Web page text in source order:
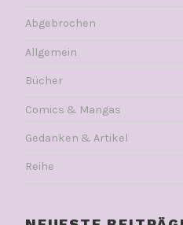
Abgebrochen
Allgemein
Bücher
Comics & Mangas
Gedanken & Artikel
Reihe